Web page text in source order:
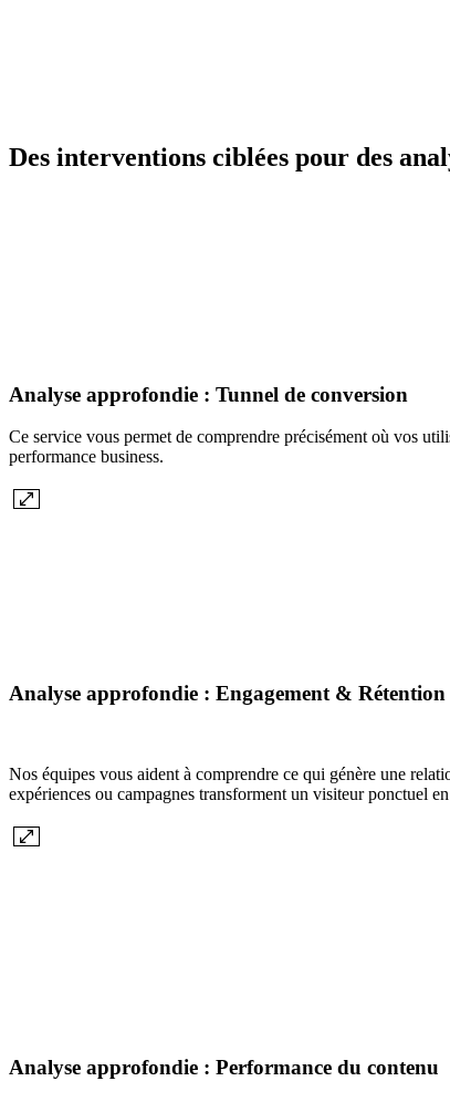
Des interventions ciblées pour des
Analyse approfondie : Tunnel de conversion
Ce service vous permet de comprendre précisément où vos
performance business.
Analyse approfondie : Engagement & Rétention
Nos équipes vous aident à comprendre ce qui génère une
expériences ou campagnes transforment un visiteur ponctuel
Analyse approfondie : Performance du contenu